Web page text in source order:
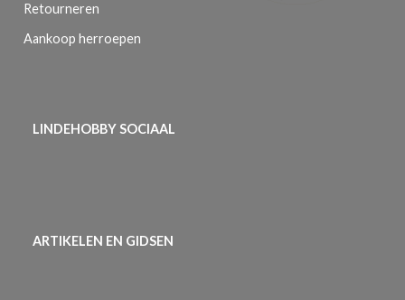
Retourneren
Aankoop herroepen
LINDEHOBBY SOCIAAL
ARTIKELEN EN GIDSEN